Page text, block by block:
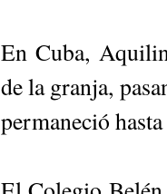
En Cuba,
de la granja,
permaneció